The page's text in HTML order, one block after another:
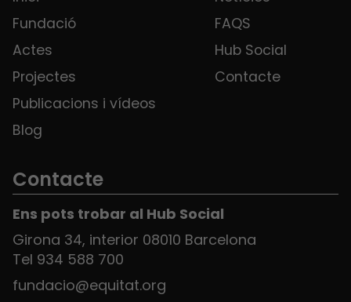
Fundació
Actes
Projectes
Publicacions i vídeos
Blog
FAQS
Hub Social
Contacte
Contacte
Ens pots trobar al Hub Social
Girona 34, interior 08010 Barcelona
Tel 934 588 700
fundacio@equitat.org